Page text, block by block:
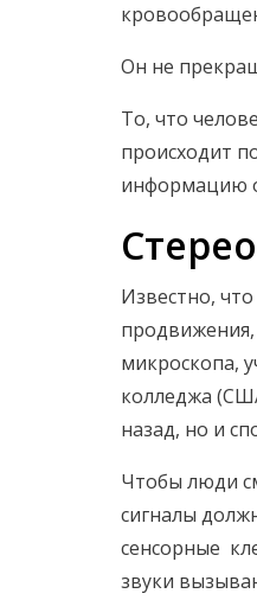
Он не
То, что
происходит
информацию
Известно,
продвижения,
микроскопа,
колледжа
назад, но и
Чтобы люди
сигналы
сенсорные
звуки